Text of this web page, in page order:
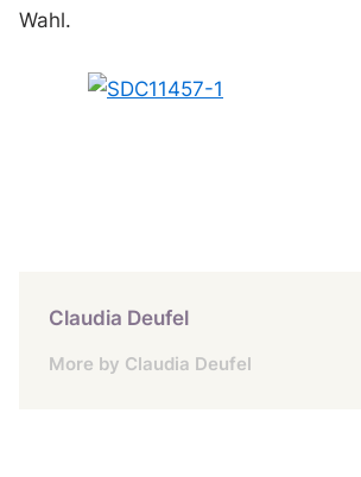
Wahl.
Claudia Deufel
More by Claudia Deufel